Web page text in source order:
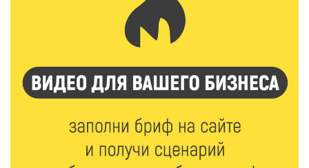
155
Открыт набор на программу амбассадоров для
студентов российских вузов
7 Авг 2026 15:37 159
Жителям Тверской области напомнили об
опасности домашних заготовок
7 Авг 2026 15:32 176